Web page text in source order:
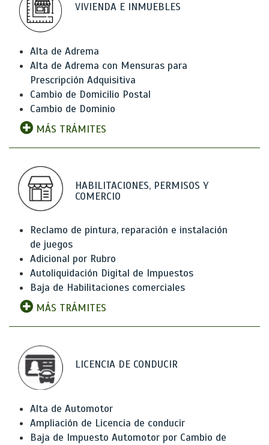
VIVIENDA E INMUEBLES
Alta de Adrema
Alta de Adrema con Mensuras para
Prescripción Adquisitiva
Cambio de Domicilio Postal
Cambio de Dominio
MÁS TRÁMITES
HABILITACIONES, PERMISOS Y
COMERCIO
Reclamo de pintura, reparación e instalación
de juegos
Adicional por Rubro
Autoliquidación Digital de Impuestos
Baja de Habilitaciones comerciales
MÁS TRÁMITES
LICENCIA DE CONDUCIR
Alta de Automotor
Ampliación de Licencia de conducir
Baja de Impuesto Automotor por Cambio de